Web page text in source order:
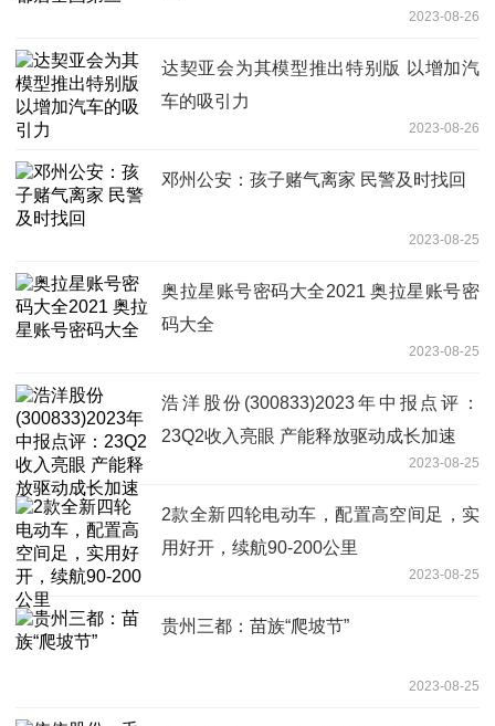
2023-08-26
达契亚会为其模型推出特别版 以增加汽
车的吸引力
2023-08-26
邓州公安：孩子赌气离家 民警及时找回
2023-08-25
奥拉星账号密码大全2021 奥拉星账号密
码大全
2023-08-25
浩洋股份(300833)2023年中报点评：
23Q2收入亮眼 产能释放驱动成长加速
2023-08-25
2款全新四轮电动车，配置高空间足，实
用好开，续航90-200公里
2023-08-25
贵州三都：苗族“爬坡节”
2023-08-25